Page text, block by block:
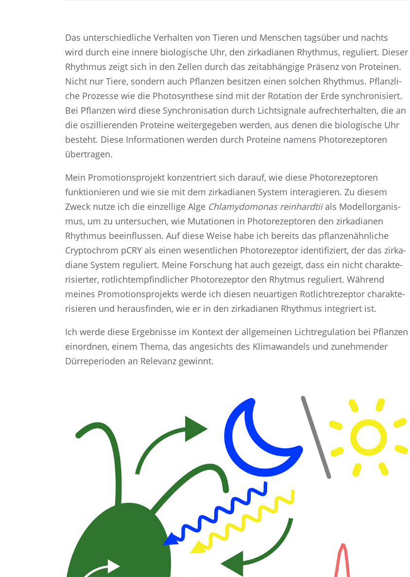
Das unter­schied­li­che Verhal­ten von Tieren und Menschen tagsüber und nachts
wird durch eine innere biolo­gi­sche Uhr, den zirka­dia­nen Rhyth­mus, reguliert. Dieser
Rhyth­mus zeigt sich in den Zellen durch das zeitab­hän­gige Präsenz von Prote­inen.
Nicht nur Tiere, sondern auch Pflan­zen besit­zen einen solchen Rhyth­mus. Pflanz­li­
che Prozesse wie die Photo­syn­these sind mit der Rotation der Erde synchro­ni­siert.
Bei Pflan­zen wird diese Synchro­ni­sa­tion durch Licht­si­gnale aufrecht­erhal­ten, die an
die oszil­lie­ren­den Prote­ine weiter­ge­ge­ben werden, aus denen die biolo­gi­sche Uhr
besteht. Diese Infor­ma­tio­nen werden durch Prote­ine namens Photo­re­zep­to­ren
übertragen.
Mein Promo­ti­ons­pro­jekt konzen­triert sich darauf, wie diese Photo­re­zep­to­ren
funktio­nie­ren und wie sie mit dem zirka­dia­nen System inter­agie­ren. Zu diesem
Zweck nutze ich die einzellige Alge Chlamy­do­mo­nas reinhard­tiials Modell­or­ga­nis­
mus, um zu unter­su­chen, wie Mutatio­nen in Photo­re­zep­to­ren den zirka­dia­nen
Rhyth­mus beein­flus­sen. Auf diese Weise habe ich bereits das pflan­zen­ähn­li­che
Cryptochrom pCRY als einen wesent­li­chen Photo­re­zep­tor identi­fi­ziert, der das zirka­
diane System reguliert. Meine Forschung hat auch gezeigt, dass ein nicht charak­te­
ri­sier­ter, rotlicht­emp­find­li­cher Photo­re­zep­tor den Rhytmus reguliert. Während
meines Promo­ti­ons­pro­jekts werde ich diesen neuar­ti­gen Rotlicht­re­zep­tor charak­te­
ri­sie­ren und heraus­fin­den, wie er in den zirka­dia­nen Rhyth­mus integriert ist.
Ich werde diese Ergeb­nisse im Kontext der allge­mei­nen Licht­re­gu­la­tion bei Pflan­zen
einord­nen, einem Thema, das angesichts des Klima­wan­dels und zuneh­men­der
Dürre­pe­ri­oden an Relevanz gewinnt.